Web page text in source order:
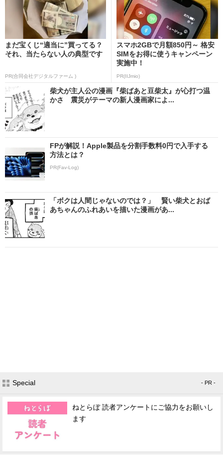
まだ宝くじ“適当に”買ってる？
それ、当たらない人の典型です
PR(合同会社デジタルファーム )
スマホ2GBで月額850円～ 格安
SIMをお得に使うキャンペーン
実施中！
PR(IIJmio)
柴犬が主人公の漫画『柴ばあと豆柴太』が心打つ温
かさ 震災がテーマの新人漫画家によ...
FPが解説！Apple製品を分割手数料0円で入手する
方法とは？
PR(Fav-Log)
「ボクは人間じゃないのでは？」 賢い柴犬とおば
あちゃんのふれあいを描いた漫画があ...
Special - PR -
ねとらぼ 読者アンケートにご協力をお願いし
ます